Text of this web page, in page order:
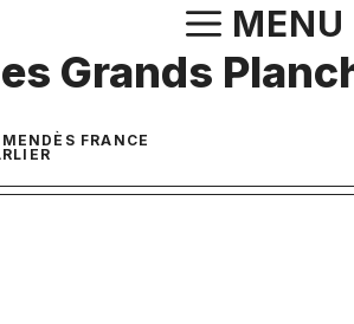
contenu
MENU
Grands
FRANCE